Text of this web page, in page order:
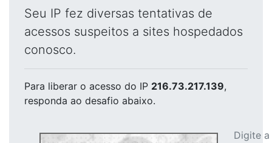
Seu IP fez diversas tentativas de
acessos suspeitos a sites hospedados
conosco.
Para liberar o acesso do IP 216.73.217.139,
responda ao desafio abaixo.
Digite